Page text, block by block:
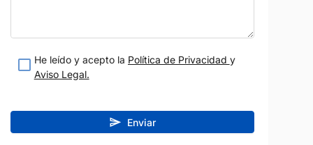
He leído y acepto la Política de Privacidad y
Aviso Legal.
Enviar